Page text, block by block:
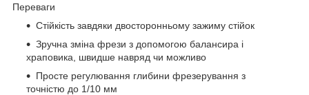
Переваги
Стійкість завдяки двосторонньому зажиму стійок
Зручна зміна фрези з допомогою балансира і
храповика, швидше навряд чи можливо
Просте регулювання глибини фрезерування з
точністю до 1/10 мм